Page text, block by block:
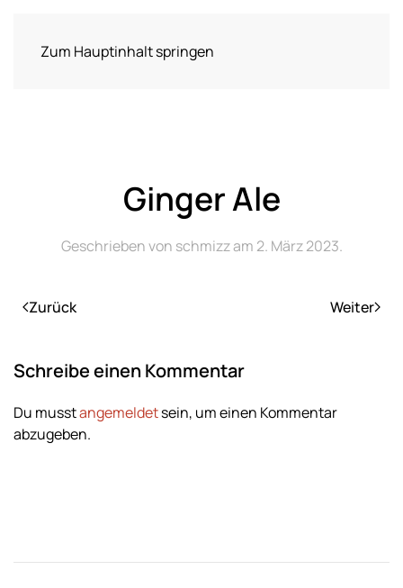
Zum Hauptinhalt springen
Ginger Ale
Geschrieben von schmizzam 2. März 2023.
Zurück Weiter
Schreibe einen Kommentar
Du musstangemeldetsein, um einen Kommentar
abzugeben.